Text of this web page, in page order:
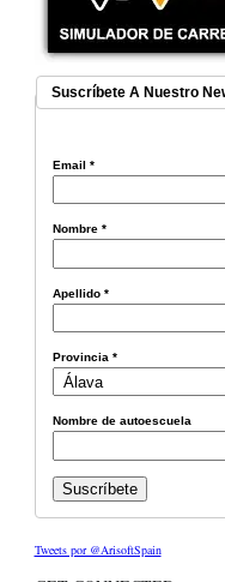
Suscríbete A Nuestro
Email *
Nombre *
Apellido *
Provincia *
Nombre de autoescuela
Tweets por @ArisoftSpain